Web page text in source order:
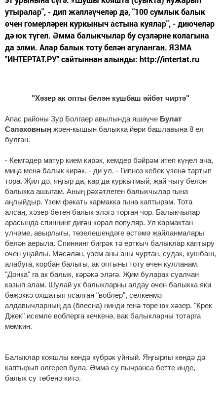
утыралар", - дип жәлләүчеләр дә, "100 сумлык балык
өчен гомерләрен куркыныч астына куялар", - диючеләр
дә юк түгел. Әмма балыкчылар бу сүзләрне колагына
да элми. Алар балык тоту белән агуланган. ЯЗМА
"ИНТЕРТАТ.РУ" сайтыннан алынды: http://intertat.ru
"Хәзер ак опты белән кушбаш әйбәт чиртә"
Апас районы Зур Болгаер авылында яшәүче Булат
Сәләховның җәен-кышын балыкка йөри башлавына 8 ел
булган.
- Кемгәдер матур кием кирәк, кемдер бәйрәм итеп күңел ача,
миңа менә балык кирәк, - ди ул. - Гипноз кебек үзенә тартып
тора. Җил дә, яңгыр да, кар да куркытмый, җай чыгу белән
балыкка ашыгам. Аның рәхәтлеген балыкчылар гына
аңлыйдыр. Үзем фәкать кармакка гына каптырам. Тота
алсаң, хәзер бөтен балык эләгә торган чор. Балыкчылар
арасында спиннинг дигән корал популяр. Ул кармактан
үлчәме, авырлыгы, төзелешендәге өстәмә җайланмалары
белән аерыла. Спиннинг бигрәк тә ерткыч балыклар каптыру
өчен уңайлы. Мәсәлән, үзем аны аны чуртан, судак, кушбаш,
алабуга, корбан балыгы, ак оптыны тоту өчен кулланам.
"Донка" га ак балык, кәрәкә эләгә. Җим буларак суалчан
казып алам. Шулай ук балыкларны алдау өчен балыкка яки
бөҗәккә охшатып ясалган "воблер", селкенмә
алдавычларның да (блесна) нинди генә төре юк хәзер. "Крек
Джек" исемле воблерга кечкенә, вак балыкларны тотарга
мөмкин.
Балыклар кояшлы көндә күбрәк уйный. Яңгырлы көндә дә
каптырып өлгереп була. Әмма су пычранса бетте инде,
балык су төбенә китә.